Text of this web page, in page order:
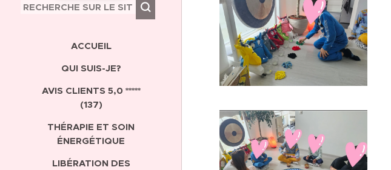
ACCUEIL
QUI SUIS-JE?
AVIS CLIENTS 5,0 *****
(137)
THÉRAPIE ET SOIN
ÉNERGÉTIQUE
LIBÉRATION DES